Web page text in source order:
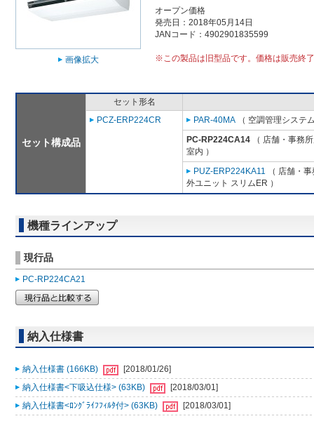
画像拡大
オープン価格
発売日：2018年05月14日
JANコード：4902901835599
※この製品は旧型品です。価格は販売終
セット構成品
セット形名
PCZ-ERP224CR
PAR-40MA （ 空調管理システ
PC-RP224CA14 （ 店舗・事務
室内 ）
PUZ-ERP224KA11 （ 店舗・
外ユニット スリムER ）
機種ラインアップ
現行品
PC-RP224CA21
納入仕様書
納入仕様書 (166KB)
[2018/01/26]
納入仕様書<下吸込仕様> (63KB)
[2018/03/01]
納入仕様書<ﾛﾝｸﾞﾗｲﾌﾌｨﾙﾀ付> (63KB)
[2018/03/01]